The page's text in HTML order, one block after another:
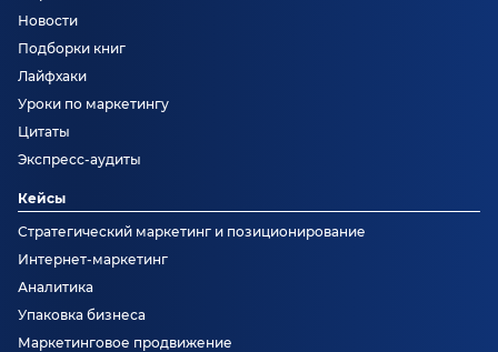
Новости
Подборки книг
Лайфхаки
Уроки по маркетингу
Цитаты
Экспресс-аудиты
Кейсы
Стратегический маркетинг и позиционирование
Интернет-маркетинг
Аналитика
Упаковка бизнеса
Маркетинговое продвижение